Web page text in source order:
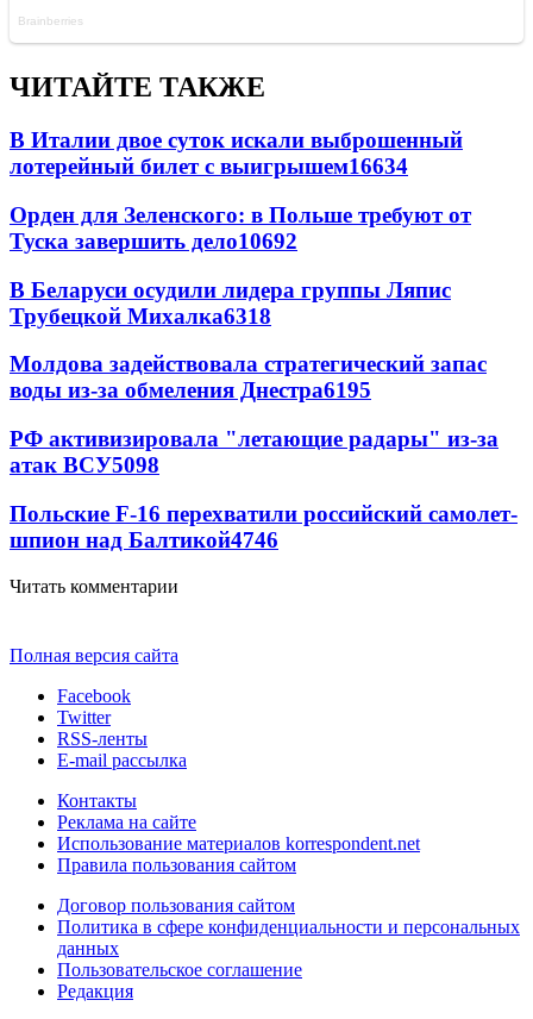
ЧИТАЙТЕ ТАКЖЕ
В Италии двое суток искали выброшенный
лотерейный билет с выигрышем16634
Орден для Зеленского: в Польше требуют от
Туска завершить дело10692
В Беларуси осудили лидера группы Ляпис
Трубецкой Михалка6318
Молдова задействовала стратегический запас
воды из-за обмеления Днестра6195
РФ активизировала "летающие радары" из-за
атак ВСУ5098
Польские F-16 перехватили российский самолет-
шпион над Балтикой4746
Читать комментарии
Полная версия сайта
Facebook
Twitter
RSS-ленты
E-mail рассылка
Контакты
Реклама на сайте
Использование материалов korrespondent.net
Правила пользования сайтом
Договор пользования сайтом
Политика в сфере конфиденциальности и персональных
данных
Пользовательское соглашение
Редакция